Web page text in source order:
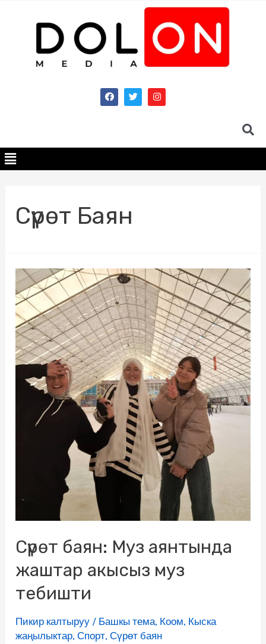
Сүрөт Баян
Сүрөт баян: Муз аянтында
жаштар акысыз муз
тебишти
Пикир калтыруу / Башкы тема, Коом, Кыска
жаңылыктар,Спорт,Сүрөт баян